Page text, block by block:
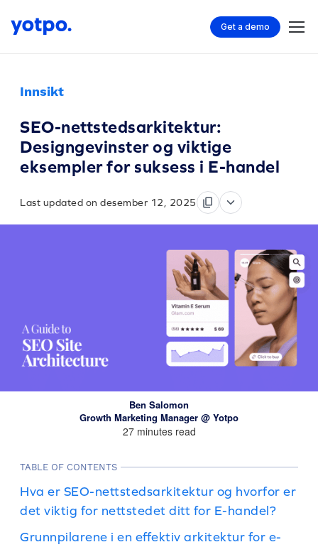
Get a demo
Innsikt
SEO-nettstedsarkitektur:
Designgevinster og viktige
eksempler for suksess i E-handel
Last updated on desember 12, 2025
Ben Salomon
Growth Marketing Manager @ Yotpo
27 minutes read
TABLE OF CONTENTS
Hva er SEO-nettstedsarkitektur og hvorfor er
det viktig for nettstedet ditt for E-handel?
Grunnpilarene i en effektiv arkitektur for e-